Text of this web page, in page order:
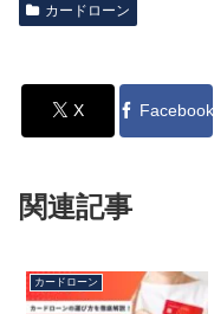
カードローン
X Facebook
関連記事
カードローン